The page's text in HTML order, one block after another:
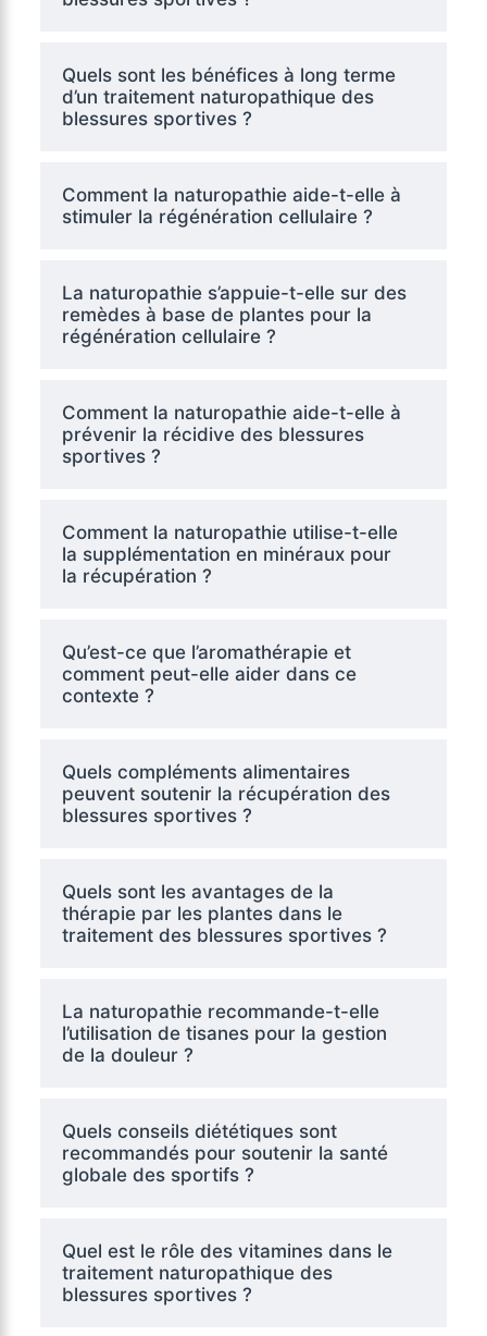
Quels sont les bénéfices à long terme
d’un traitement naturopathique des
blessures sportives ?
Comment la naturopathie aide-t-elle à
stimuler la régénération cellulaire ?
La naturopathie s’appuie-t-elle sur des
remèdes à base de plantes pour la
régénération cellulaire ?
Comment la naturopathie aide-t-elle à
prévenir la récidive des blessures
sportives ?
Comment la naturopathie utilise-t-elle
la supplémentation en minéraux pour
la récupération ?
Qu’est-ce que l’aromathérapie et
comment peut-elle aider dans ce
contexte ?
Quels compléments alimentaires
peuvent soutenir la récupération des
blessures sportives ?
Quels sont les avantages de la
thérapie par les plantes dans le
traitement des blessures sportives ?
La naturopathie recommande-t-elle
l’utilisation de tisanes pour la gestion
de la douleur ?
Quels conseils diététiques sont
recommandés pour soutenir la santé
globale des sportifs ?
Quel est le rôle des vitamines dans le
traitement naturopathique des
blessures sportives ?